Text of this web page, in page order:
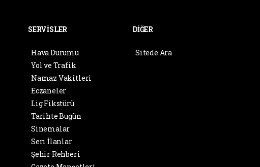
SERVİSLER
Hava Durumu
Yol ve Trafik
Namaz Vakitleri
Eczaneler
Lig Fikstürü
Tarihte Bugün
Sinemalar
Seri İlanlar
Şehir Rehberi
DİĞER
Sitede Ara